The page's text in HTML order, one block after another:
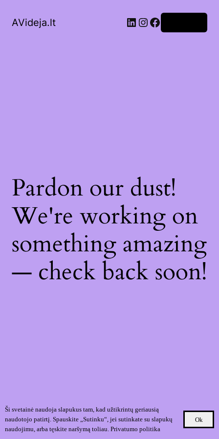
AVideja.lt LinkedIn
Instagram
Facebook
Pardon our dust!
We're working on
something amazing
— check back soon!
Ši svetainė naudoja slapukus tam, kad užtikrintų geriausią
naudotojo patirtį. Spauskite „Sutinku“, jei sutinkate su slapukų
naudojimu, arba tęskite naršymą toliau. Privatumo politika
Ok